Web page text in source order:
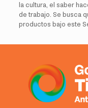
la cultura, el saber
de trabajo. Se busca
productos bajo este